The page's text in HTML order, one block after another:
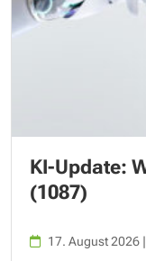
KI-Update:
(1087)
17. August 2026